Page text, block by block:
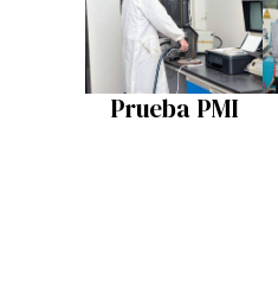
Prueba PMI